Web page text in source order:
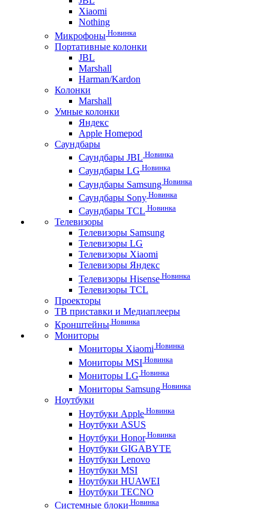
Xiaomi
Nothing
Микрофоны Новинка
Портативные колонки
JBL
Marshall
Harman/Kardon
Колонки
Marshall
Умные колонки
Яндекс
Apple Homepod
Саундбары
Саундбары JBL Новинка
Саундбары LG Новинка
Саундбары Samsung Новинка
Саундбары Sony Новинка
Саундбары TCL Новинка
Телевизоры
Телевизоры Samsung
Телевизоры LG
Телевизоры Xiaomi
Телевизоры Яндекс
Телевизоры Hisense Новинка
Телевизоры TCL
Проекторы
ТВ приставки и Медиаплееры
Кронштейны Новинка
Мониторы
Мониторы Xiaomi Новинка
Мониторы MSI Новинка
Мониторы LG Новинка
Мониторы Samsung Новинка
Ноутбуки
Ноутбуки Apple Новинка
Ноутбуки ASUS
Ноутбуки HonorНовинка
Ноутбуки GIGABYTE
Ноутбуки Lenovo
Ноутбуки MSI
Ноутбуки HUAWEI
Ноутбуки TECNO
Системные блоки Новинка